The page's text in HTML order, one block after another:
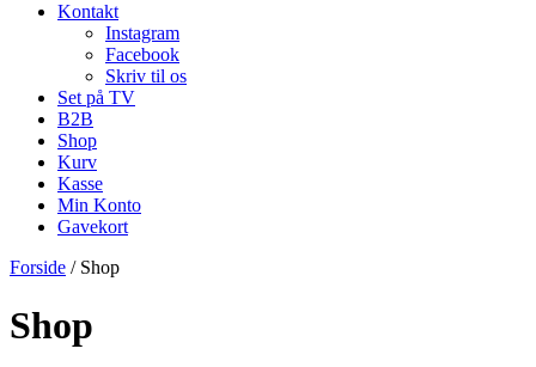
Kontakt
Instagram
Facebook
Skriv til os
Set på TV
B2B
Shop
Kurv
Kasse
Min Konto
Gavekort
Forside / Shop
Shop